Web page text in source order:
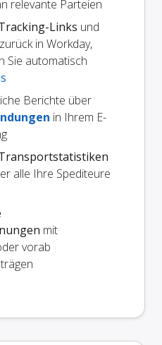
relevante Parteien
Links und
in Workday,
Sie automatisch
Berichte über
in Ihrem E-
alle Ihre Spediteure
mit
vorab